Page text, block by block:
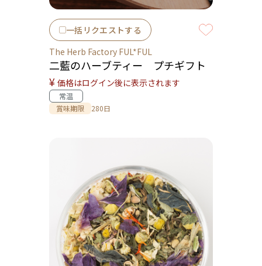
一括リクエストする
The Herb Factory FUL*FUL
二藍のハーブティー プチギフト
¥ 価格はログイン後に表示されます
常温
賞味期限
280日